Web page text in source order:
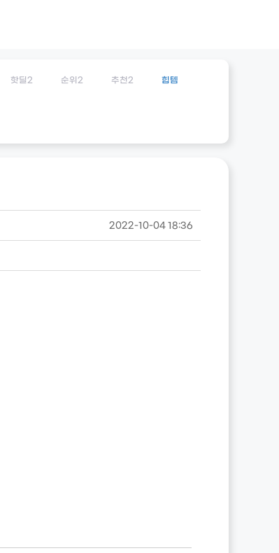
핫딜2 순위2 추천2 힙템
2022-10-04 18:36